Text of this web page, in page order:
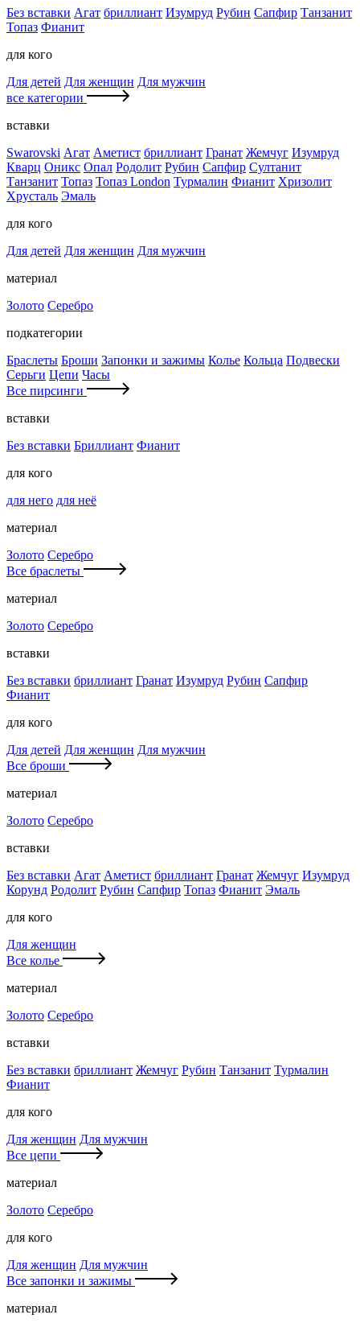
Без вставки Агат бриллиант Изумруд Рубин Сапфир Танзанит
Топаз Фианит
для кого
Для детей Для женщин Для мужчин
все категории
вставки
Swarovski Агат Аметист бриллиант Гранат Жемчуг Изумруд
Кварц Оникс Опал Родолит Рубин Сапфир Султанит
Танзанит Топаз Топаз London Турмалин Фианит Хризолит
Хрусталь Эмаль
для кого
Для детей Для женщин Для мужчин
материал
Золото Серебро
подкатегории
Браслеты Броши Запонки и зажимы Колье Кольца Подвески
Серьги Цепи Часы
Все пирсинги
вставки
Без вставки Бриллиант Фианит
для кого
для него для неё
материал
Золото Серебро
Все браслеты
материал
Золото Серебро
вставки
Без вставки бриллиант Гранат Изумруд Рубин Сапфир
Фианит
для кого
Для детей Для женщин Для мужчин
Все броши
материал
Золото Серебро
вставки
Без вставки Агат Аметист бриллиант Гранат Жемчуг Изумруд
Корунд Родолит Рубин Сапфир Топаз Фианит Эмаль
для кого
Для женщин
Все колье
материал
Золото Серебро
вставки
Без вставки бриллиант Жемчуг Рубин Танзанит Турмалин
Фианит
для кого
Для женщин Для мужчин
Все цепи
материал
Золото Серебро
для кого
Для женщин Для мужчин
Все запонки и зажимы
материал